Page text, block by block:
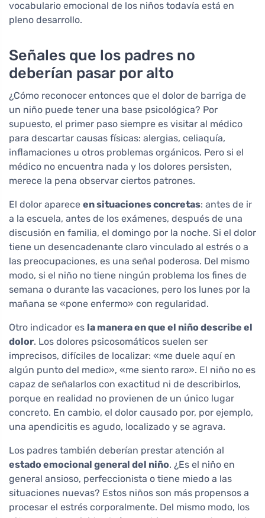
vocabulario emocional de los niños todavía está en
pleno desarrollo.
Señales que los padres no
deberían pasar por alto
¿Cómo reconocer entonces que el dolor de barriga de
un niño puede tener una base psicológica? Por
supuesto, el primer paso siempre es visitar al médico
para descartar causas físicas: alergias, celiaquía,
inflamaciones u otros problemas orgánicos. Pero si el
médico no encuentra nada y los dolores persisten,
merece la pena observar ciertos patrones.
El dolor aparece en situaciones concretas: antes de ir
a la escuela, antes de los exámenes, después de una
discusión en familia, el domingo por la noche. Si el dolor
tiene un desencadenante claro vinculado al estrés o a
las preocupaciones, es una señal poderosa. Del mismo
modo, si el niño no tiene ningún problema los fines de
semana o durante las vacaciones, pero los lunes por la
mañana se «pone enfermo» con regularidad.
Otro indicador es la manera en que el niño describe el
dolor. Los dolores psicosomáticos suelen ser
imprecisos, difíciles de localizar: «me duele aquí en
algún punto del medio», «me siento raro». El niño no es
capaz de señalarlos con exactitud ni de describirlos,
porque en realidad no provienen de un único lugar
concreto. En cambio, el dolor causado por, por ejemplo,
una apendicitis es agudo, localizado y se agrava.
Los padres también deberían prestar atención al
estado emocional general del niño. ¿Es el niño en
general ansioso, perfeccionista o tiene miedo a las
situaciones nuevas? Estos niños son más propensos a
procesar el estrés corporalmente. Del mismo modo, los